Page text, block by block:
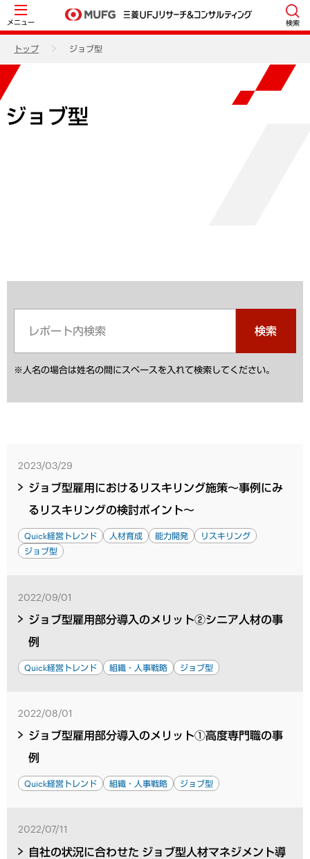
メニュー 検索
トップ ジョブ型
ジョブ型
検索
※人名の場合は姓名の間にスペースを入れて検索してください。
2023/03/29
ジョブ型雇用におけるリスキリング施策～事例にみ
るリスキリングの検討ポイント～
Quick経営トレンド 人材育成 能力開発
リスキリング
ジョブ型
2022/09/01
ジョブ型雇用部分導入のメリット②シニア人材の事
例
Quick経営トレンド 組織・人事戦略 ジョブ型
2022/08/01
ジョブ型雇用部分導入のメリット①高度専門職の事
例
Quick経営トレンド 組織・人事戦略 ジョブ型
2022/07/11
自社の状況に合わせた ジョブ型人材マネジメント導